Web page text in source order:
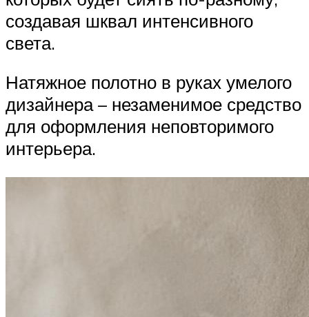
создавая шквал интенсивного
света.
Натяжное полотно в руках умелого
дизайнера – незаменимое средство
для оформления неповторимого
интерьера.